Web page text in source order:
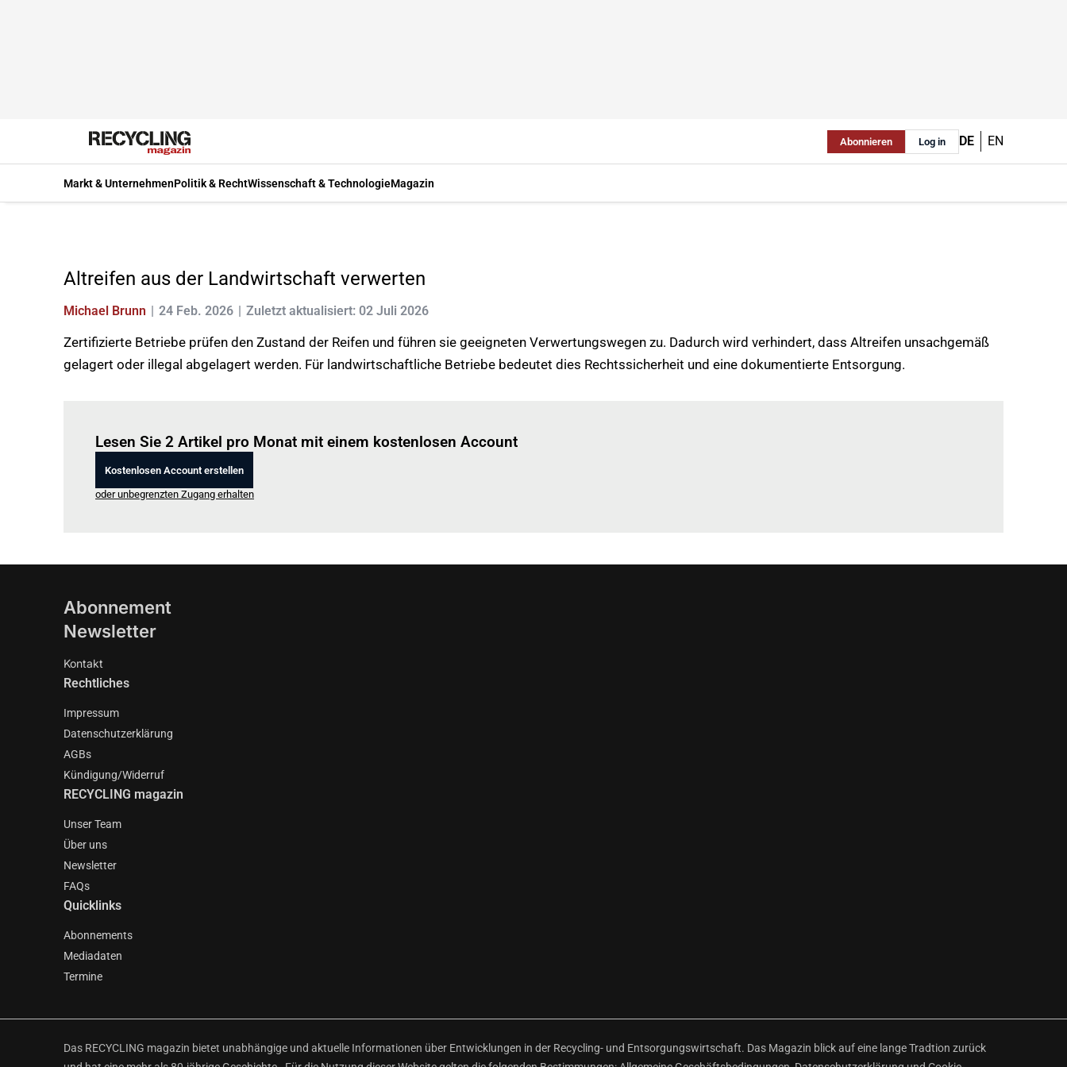
Abonnieren Log in DE EN
Markt & UnternehmenPolitik & RechtWissenschaft & TechnologieMagazin
Altreifen aus der Landwirtschaft verwerten
Michael Brunn 24 Feb. 2026 Zuletzt aktualisiert: 02 Juli 2026
Zertifizierte Betriebe prüfen den Zustand der Reifen und führen sie geeigneten Verwertungswegen zu. Dadurch wird verhindert, dass Altreifen unsachgemäß
gelagert oder illegal abgelagert werden. Für landwirtschaftliche Betriebe bedeutet dies Rechtssicherheit und eine dokumentierte Entsorgung.
Lesen Sie 2 Artikel pro Monat mit einem kostenlosen Account
Kostenlosen Account erstellen
oder unbegrenzten Zugang erhalten
Abonnement
Newsletter
Kontakt
Rechtliches
Impressum
Datenschutzerklärung
AGBs
Kündigung/Widerruf
RECYCLING magazin
Unser Team
Über uns
Newsletter
FAQs
Quicklinks
Abonnements
Mediadaten
Termine
Das RECYCLING magazin bietet unabhängige und aktuelle Informationen über Entwicklungen in der Recycling- und Entsorgungswirtschaft. Das Magazin blick auf eine lange Tradtion zurück